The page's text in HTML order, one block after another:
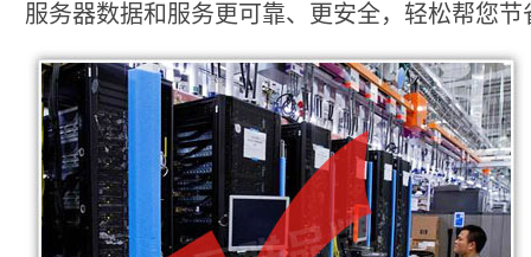
服务器数据和服务更可靠、更安全，轻松帮您节